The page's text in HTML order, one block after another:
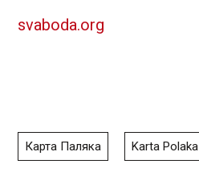
svaboda.org
Карта Паляка Karta Polaka